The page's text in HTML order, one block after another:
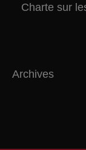
Charte sur
Archives